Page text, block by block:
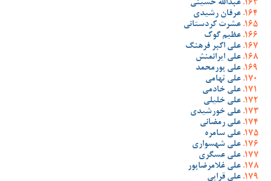
عبدالله حسینی
عرفان رشیدی
عشرت کردستانی
عظیم گوک
علی اکبر فرهنگ
علی ایرانمنش
علی پورمحمد
علی تهامی
علی خادمی
علی خلیلی
علی خورشیدی
علی رمضانی
علی سامره
علی شهسواری
علی عسگری
علی غلامرضاپور
علی قرایی